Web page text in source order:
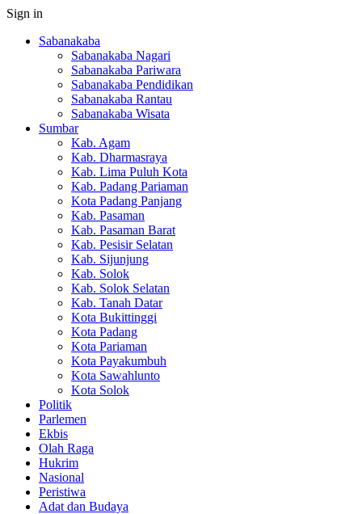
Sign in
Sabanakaba
Sabanakaba Nagari
Sabanakaba Pariwara
Sabanakaba Pendidikan
Sabanakaba Rantau
Sabanakaba Wisata
Sumbar
Kab. Agam
Kab. Dharmasraya
Kab. Lima Puluh Kota
Kab. Padang Pariaman
Kota Padang Panjang
Kab. Pasaman
Kab. Pasaman Barat
Kab. Pesisir Selatan
Kab. Sijunjung
Kab. Solok
Kab. Solok Selatan
Kab. Tanah Datar
Kota Bukittinggi
Kota Padang
Kota Pariaman
Kota Payakumbuh
Kota Sawahlunto
Kota Solok
Politik
Parlemen
Ekbis
Olah Raga
Hukrim
Nasional
Peristiwa
Adat dan Budaya